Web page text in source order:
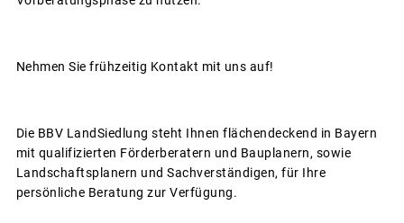
Nehmen Sie frühzeitig Kontakt mit uns auf!
Die BBV LandSiedlung steht Ihnen flächendeckend in Bayern
mit qualifizierten Förderberatern und Bauplanern, sowie
Landschaftsplanern und Sachverständigen, für Ihre
persönliche Beratung zur Verfügung.